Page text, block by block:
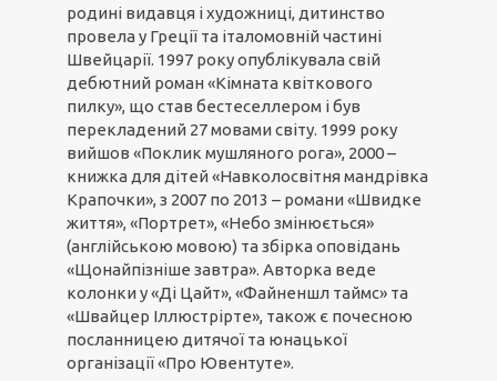
родині видавця і художниці, дитинство
провела у Греції та італомовній частині
Швейцарії. 1997 року опублікувала свій
дебютний роман «Кімната квіткового
пилку», що став бестеселлером і був
перекладений 27 мовами світу. 1999 року
вийшов «Поклик мушляного рога», 2000 –
книжка для дітей «Навколосвітня мандрівка
Крапочки», з 2007 по 2013 – романи «Швидке
життя», «Портрет», «Небо змінюється»
(англійською мовою) та збірка оповідань
«Щонайпізніше завтра». Авторка веде
колонки у «Ді Цайт», «Файненшл таймс» та
«Швайцер Іллюстрірте», також є почесною
посланницею дитячої та юнацької
організації «Про Ювентуте».